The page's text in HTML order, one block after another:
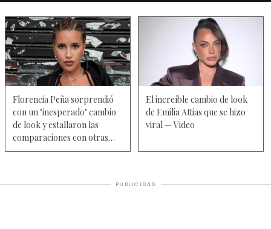
Florencia Peña sorprendió
con un "inesperado" cambio
de look y estallaron las
comparaciones con otras
figuras — Video
El increíble cambio de look
de Emilia Attias que se hizo
viral — Video
PUBLICIDAD